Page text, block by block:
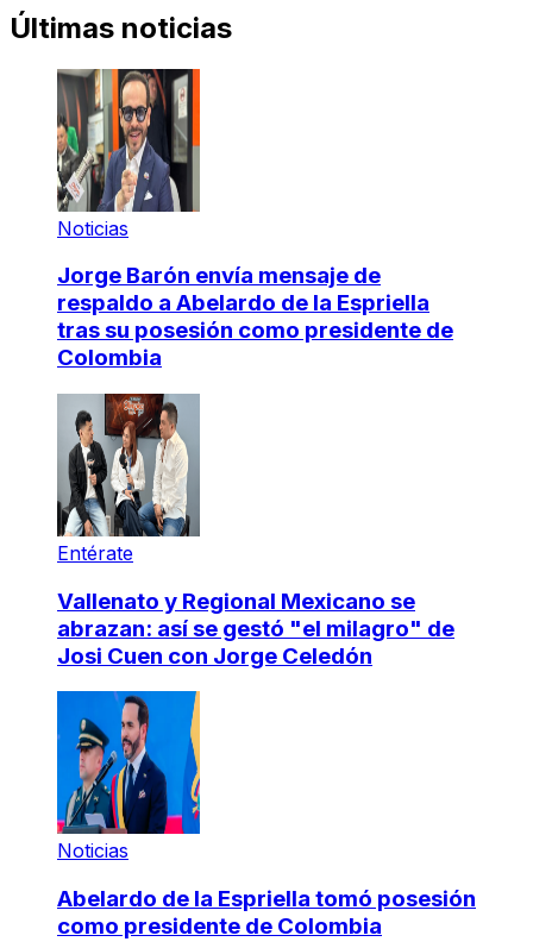
Últimas noticias
Noticias
Jorge Barón envía mensaje de
respaldo a Abelardo de la Espriella
tras su posesión como presidente de
Colombia
Entérate
Vallenato y Regional Mexicano se
abrazan: así se gestó "el milagro" de
Josi Cuen con Jorge Celedón
Noticias
Abelardo de la Espriella tomó posesión
como presidente de Colombia